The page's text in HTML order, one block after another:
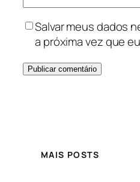
Salvar meus dados
a próxima vez que
MAIS POSTS